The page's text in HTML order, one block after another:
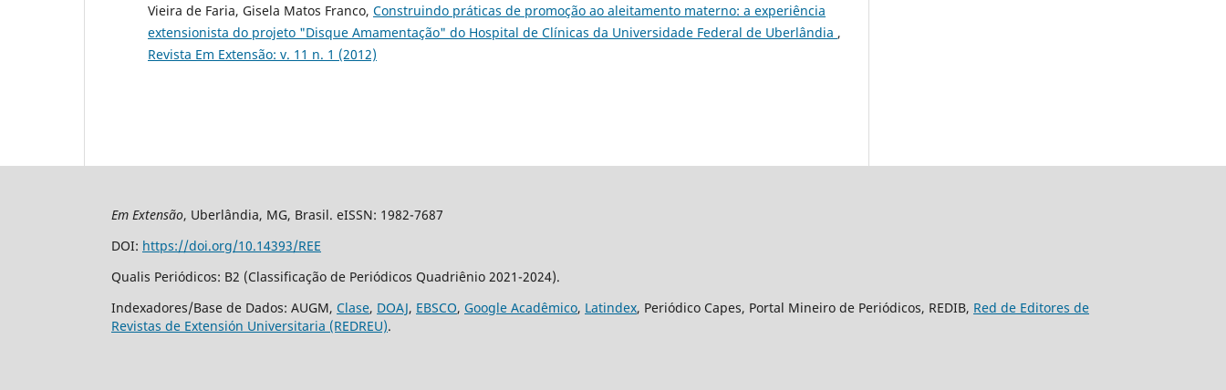
Vieira de Faria, Gisela Matos Franco, Construindo práticas de promoção ao aleitamento materno: a experiência
extensionista do projeto "Disque Amamentação" do Hospital de Clínicas da Universidade Federal de Uberlândia ,
Revista Em Extensão: v. 11 n. 1 (2012)
Em Extensão, Uberlândia, MG, Brasil. eISSN: 1982-7687
DOI: https://doi.org/10.14393/REE
Qualis Periódicos: B2 (Classificação de Periódicos Quadriênio 2021-2024).
Indexadores/Base de Dados: AUGM, Clase, DOAJ, EBSCO, Google Acadêmico, Latindex, Periódico Capes, Portal Mineiro de Periódicos, REDIB, Red de Editores de
Revistas de Extensión Universitaria (REDREU).